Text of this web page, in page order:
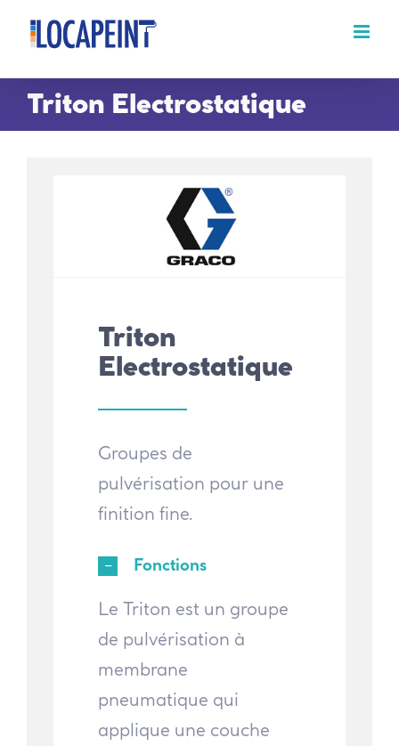
Passer
contenu
Triton Electrostatique
Triton
Electrostatique
Groupes de
pulvérisation pour une
finition fine.
Fonctions
Le Triton est un groupe
de pulvérisation à
membrane
pneumatique qui
applique une couche